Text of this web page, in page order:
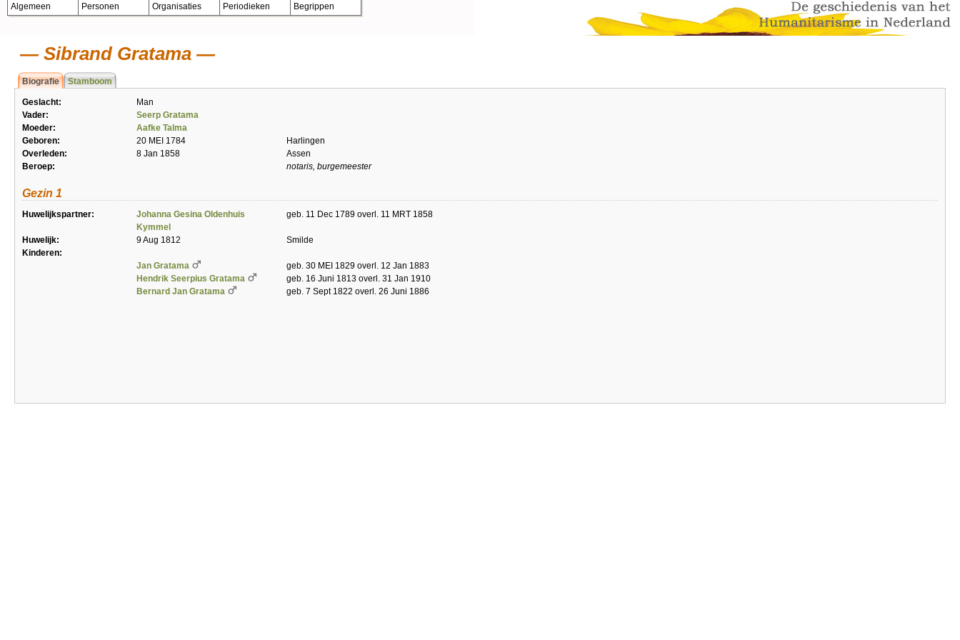
Algemeen Personen Organisaties Periodieken Begrippen
Sibrand Gratama
Biografie Stamboom
Geslacht:
Man
Vader:
Seerp Gratama
Moeder:
Aafke Talma
Geboren:
20 MEI 1784
Harlingen
Overleden:
8 Jan 1858
Assen
Beroep:
notaris, burgemeester
Gezin 1
Huwelijkspartner:
Johanna Gesina Oldenhuis
Kymmel
geb. 11 Dec 1789 overl. 11 MRT 1858
Huwelijk: 9 Aug 1812
Smilde
Kinderen:
Jan Gratama
geb. 30 MEI 1829 overl. 12 Jan 1883
Hendrik Seerpius Gratama
geb. 16 Juni 1813 overl. 31 Jan 1910
Bernard Jan Gratama
geb. 7 Sept 1822 overl. 26 Juni 1886